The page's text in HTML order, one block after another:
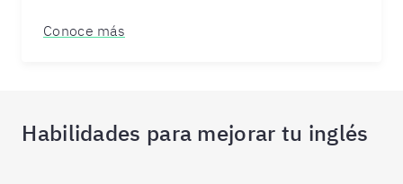
Conoce más
Habilidades para mejorar tu inglés